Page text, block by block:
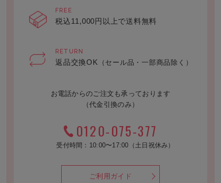
FREE
税込11,000円以上で送料無料
RETURN
返品交換OK （セール品・一部商品除く）
お電話からのご注文も承っております
（代金引換のみ）
0120-075-377
受付時間：10:00〜17:00（土日祝休み）
ご利用ガイド